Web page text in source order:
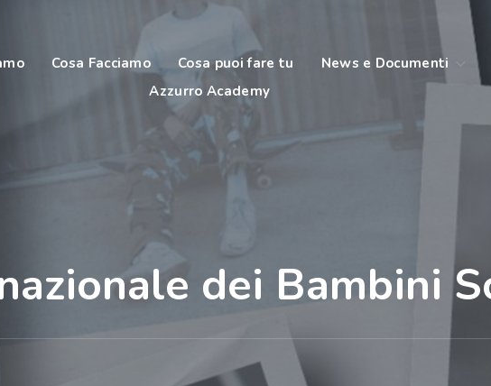
Cosa Facciamo Cosa puoi fare tu
News e Documenti
Azzurro Academy
dei Bambini